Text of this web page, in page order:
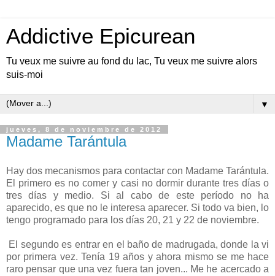
Addictive Epicurean
Tu veux me suivre au fond du lac, Tu veux me suivre alors
suis-moi
▼
jueves, 8 de noviembre de 2012
Madame Tarántula
Hay dos mecanismos para contactar con Madame Tarántula.
El primero es no comer y casi no dormir durante tres días o
tres días y medio. Si al cabo de este período no ha
aparecido, es que no le interesa aparecer. Si todo va bien, lo
tengo programado para los días 20, 21 y 22 de noviembre.
El segundo es entrar en el baño de madrugada, donde la vi
por primera vez. Tenía 19 años y ahora mismo se me hace
raro pensar que una vez fuera tan joven... Me he acercado a